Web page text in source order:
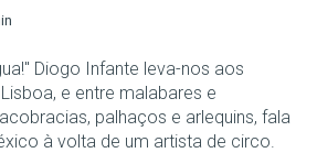
Diogo Infante leva-nos aos
e entre malabares e
palhaços e arlequins, fala
à volta de um artista de circo.